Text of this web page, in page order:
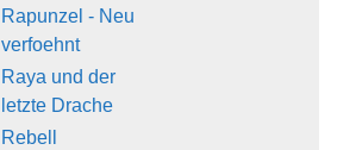
Rapunzel - Neu
verfoehnt
Raya und der
letzte Drache
Rebell